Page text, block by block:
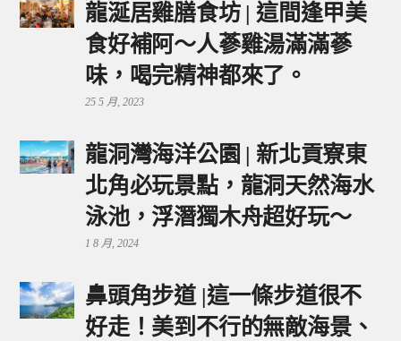
龍涎居雞膳食坊 | 這間逢甲美
食好補阿～人蔘雞湯滿滿蔘
味，喝完精神都來了。
25 5 月, 2023
龍洞灣海洋公園 | 新北貢寮東
北角必玩景點，龍洞天然海水
泳池，浮潛獨木舟超好玩～
1 8 月, 2024
鼻頭角步道 |這一條步道很不
好走！美到不行的無敵海景、